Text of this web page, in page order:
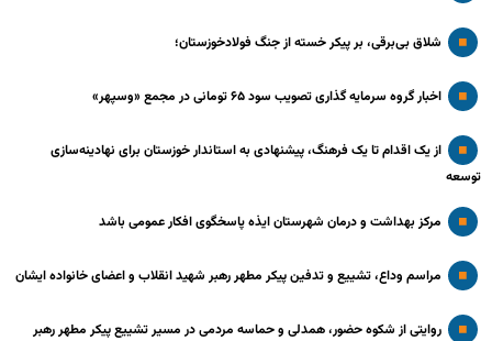
شلاق‌ بی‌برقی، بر پیکر خسته‌ از جنگ فولادخوزستان؛
اخبار گروه سرمایه گذاری تصویب سود ۶۵ تومانی در مجمع «وسپهر»
از یک اقدام تا یک فرهنگ، پیشنهادی به استاندار خوزستان برای نهادینه‌سازی
توسعه
مرکز بهداشت و درمان شهرستان ایذه پاسخگوی افکار عمومی باشد
مراسم وداع، تشییع و تدفین پیکر مطهر رهبر شهید انقلاب و اعضای خانواده ایشان
روایتی از شکوه حضور، همدلی و حماسه مردمی در مسیر تشییع پیکر مطهر رهبر